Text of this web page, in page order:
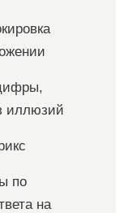
иллюзий
по
на